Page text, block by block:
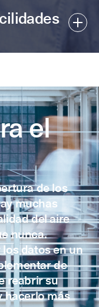
el
de los
muchas
del aire
nunca.
datos en un
de
reabrir su
hacerlo más